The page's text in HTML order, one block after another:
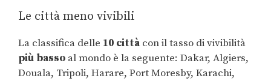
Le città meno vivibili
La classifica delle 10 città con il tasso di vivibilità
più basso al mondo è la seguente: Dakar, Algiers,
Douala, Tripoli, Harare, Port Moresby, Karachi,